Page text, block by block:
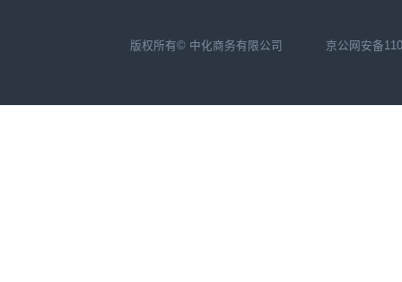
版权所有© 中化商务有限公司 京公网安备